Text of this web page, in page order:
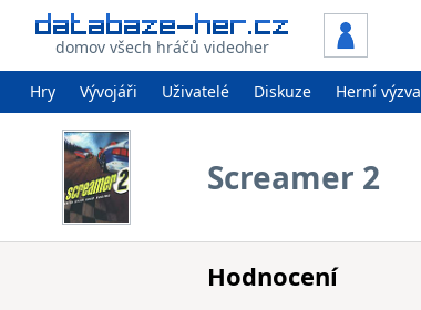
domov všech hráčů videoher
Hry Vývojáři Uživatelé Diskuze Herní výzva
Screamer 2
Hodnocení